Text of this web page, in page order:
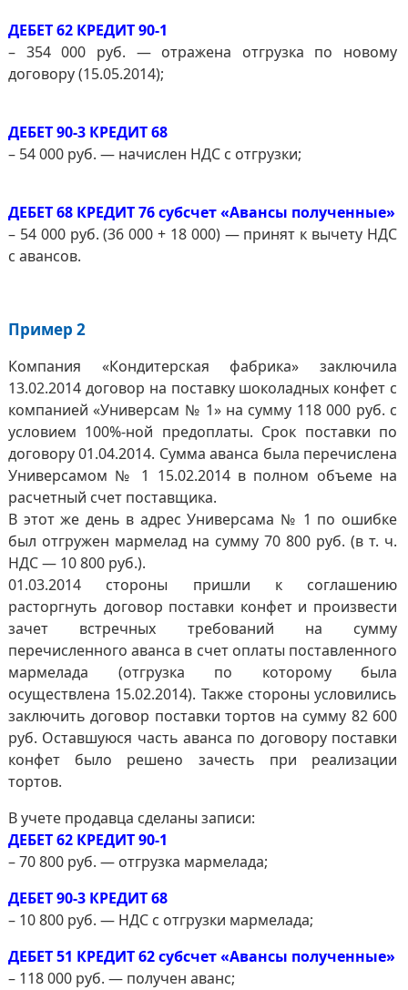
ДЕБЕТ 62 КРЕДИТ 90-1
– 354 000 руб. — отражена отгрузка по новому
договору (15.05.2014);
ДЕБЕТ 90-3 КРЕДИТ 68
– 54 000 руб. — начислен НДС с отгрузки;
ДЕБЕТ 68 КРЕДИТ 76 субсчет «Авансы полученные»
– 54 000 руб. (36 000 + 18 000) — принят к вычету НДС
с авансов.
Пример 2
Компания «Кондитерская фабрика» заключила
13.02.2014 договор на поставку шоколадных конфет с
компанией «Универсам № 1» на сумму 118 000 руб. с
условием 100%-ной предоплаты. Срок поставки по
договору 01.04.2014. Сумма аванса была перечислена
Универсамом № 1 15.02.2014 в полном объеме на
расчетный счет поставщика.
В этот же день в адрес Универсама № 1 по ошибке
был отгружен мармелад на сумму 70 800 руб. (в т. ч.
НДС — 10 800 руб.).
01.03.2014 стороны пришли к соглашению
расторгнуть договор поставки конфет и произвести
зачет встречных требований на сумму
перечисленного аванса в счет оплаты поставленного
мармелада (отгрузка по которому была
осуществлена 15.02.2014). Также стороны условились
заключить договор поставки тортов на сумму 82 600
руб. Оставшуюся часть аванса по договору поставки
конфет было решено зачесть при реализации
тортов.
В учете продавца сделаны записи:
ДЕБЕТ 62 КРЕДИТ 90-1
– 70 800 руб. — отгрузка мармелада;
ДЕБЕТ 90-3 КРЕДИТ 68
– 10 800 руб. — НДС с отгрузки мармелада;
ДЕБЕТ 51 КРЕДИТ 62 субсчет «Авансы полученные»
– 118 000 руб. — получен аванс;